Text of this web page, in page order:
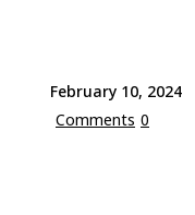
February 10, 2024
Comments 0